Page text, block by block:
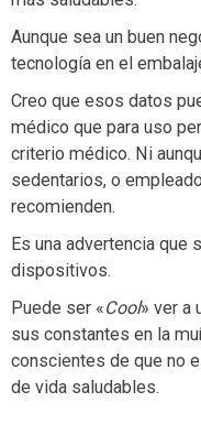
Aunque sea un buen
tecnología en el
Creo que esos datos
médico que para uso
criterio médico. Ni
sedentarios, o
recomienden.
Es una advertencia que
dispositivos.
Puede ser «Cool» ver a
sus constantes en la
conscientes de que no
de vida saludables.